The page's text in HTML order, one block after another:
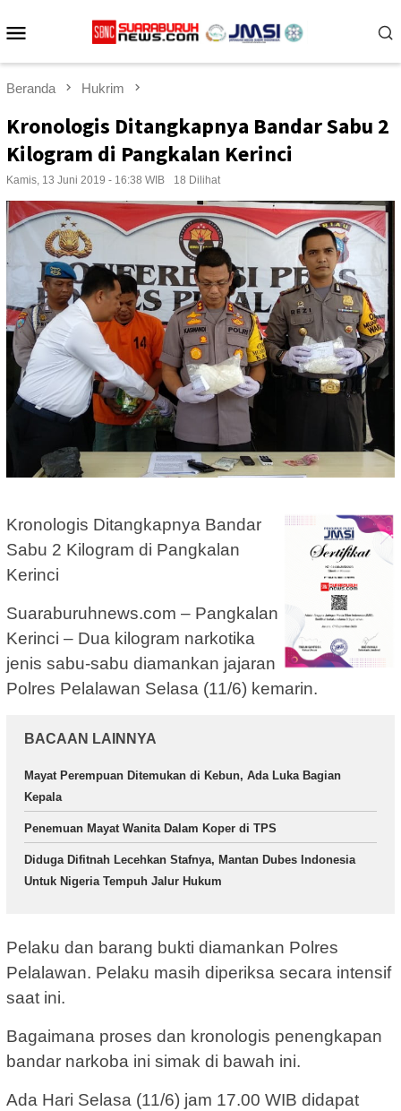
ke
Beranda Hukrim
Kronologis Ditangkapnya Bandar Sabu 2
Kilogram di Pangkalan Kerinci
Kamis, 13 Juni 2019 - 16:38 WIB 18 Dilihat
Kronologis Ditangkapnya Bandar
Sabu 2 Kilogram di Pangkalan
Kerinci
Suaraburuhnews.com – Pangkalan
Kerinci – Dua kilogram narkotika
jenis sabu-sabu diamankan jajaran
Polres Pelalawan Selasa (11/6) kemarin.
BACAAN LAINNYA
Mayat Perempuan Ditemukan di Kebun, Ada Luka Bagian
Kepala
Penemuan Mayat Wanita Dalam Koper di TPS
Diduga Difitnah Lecehkan Stafnya, Mantan Dubes Indonesia
Untuk Nigeria Tempuh Jalur Hukum
Pelaku dan barang bukti diamankan Polres
Pelalawan. Pelaku masih diperiksa secara intensif
saat ini.
Bagaimana proses dan kronologis penengkapan
bandar narkoba ini simak di bawah ini.
Ada Hari Selasa (11/6) jam 17.00 WIB didapat